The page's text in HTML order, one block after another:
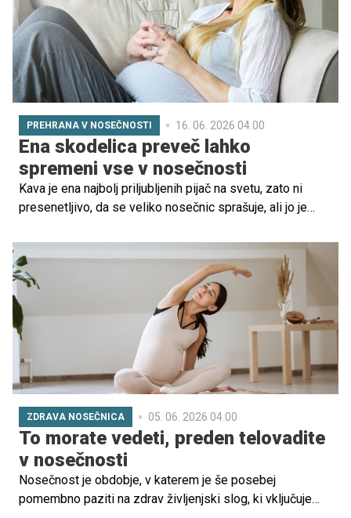
in sicer med pet do šest dnevnih obrokov. Prvi obrok v
dnevu naj bo zajtrk.
PREHRANA V NOSEČNOSTI 16. 06. 2026 04.00
Ena skodelica preveč lahko
spremeni vse v nosečnosti
Kava je ena najbolj priljubljenih pijač na svetu, zato ni
presenetljivo, da se veliko nosečnic sprašuje, ali jo je
strokovnjakov ne zahteva popolne odpovedi kofeinu,
temveč priporoča omejitev količine.
ZDRAVA NOSEČNICA 05. 06. 2026 04.00
To morate vedeti, preden telovadite
v nosečnosti
Nosečnost je obdobje, v katerem je še posebej
pomembno paziti na zdrav življenjski slog, ki vključuje